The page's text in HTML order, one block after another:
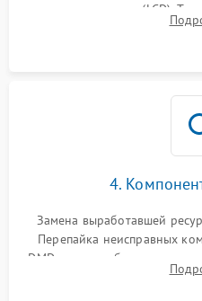
или поляризаторов (LCD).
температуры и оптопар
4.
Замена выработавшей
Перепайка неисправных
DMD-чипа при битых
колеса или